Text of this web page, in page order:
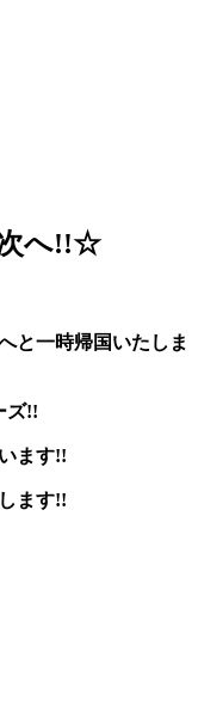
へ!!☆
と一時帰国いたしま
ズ!!
ます!!
ます!!